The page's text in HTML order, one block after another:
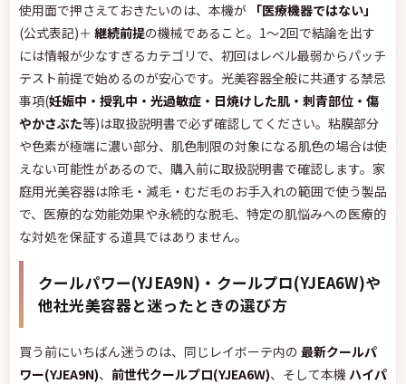
使用面で押さえておきたいのは、本機が 「医療機器ではない」
(公式表記)＋ 継続前提の機械であること。1〜2回で結論を出す
には情報が少なすぎるカテゴリで、初回はレベル最弱からパッチ
テスト前提で始めるのが安心です。光美容器全般に共通する禁忌
事項(妊娠中・授乳中・光過敏症・日焼けした肌・刺青部位・傷
やかさぶた等)は取扱説明書で必ず確認してください。粘膜部分
や色素が極端に濃い部分、肌色制限の対象になる肌色の場合は使
えない可能性があるので、購入前に取扱説明書で確認します。家
庭用光美容器は除毛・減毛・むだ毛のお手入れの範囲で使う製品
で、医療的な効能効果や永続的な脱毛、特定の肌悩みへの医療的
な対処を保証する道具ではありません。
クールパワー(YJEA9N)・クールプロ(YJEA6W)や
他社光美容器と迷ったときの選び方
買う前にいちばん迷うのは、同じレイボーテ内の 最新クールパ
ワー(YJEA9N)、 前世代クールプロ(YJEA6W)、そして本機 ハイパ